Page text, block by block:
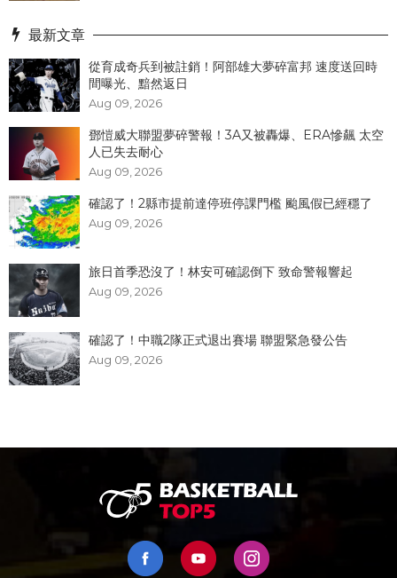
最新文章
從育成奇兵到被註銷！阿部雄大夢碎富邦 速度送回時
間曝光、黯然返日
Aug 09, 2026
鄧愷威大聯盟夢碎警報！3A又被轟爆、ERA慘飆 太空
人已失去耐心
Aug 09, 2026
確認了！2縣市提前達停班停課門檻 颱風假已經穩了
Aug 09, 2026
旅日首季恐沒了！林安可確認倒下 致命警報響起
Aug 09, 2026
確認了！中職2隊正式退出賽場 聯盟緊急發公告
Aug 09, 2026